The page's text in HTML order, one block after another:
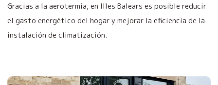
Gracias a la aerotermia, en Illes Balears es posible reducir
el gasto energético del hogar y mejorar la eficiencia de la
instalación de climatización.